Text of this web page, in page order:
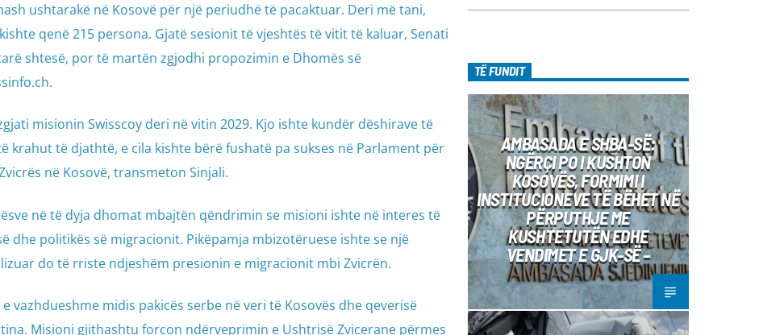
ushtarakë në Kosovë për një periudhë të pacaktuar. Deri më tani,
qenë 215 persona. Gjatë sesionit të vjeshtës të vitit të kaluar, Senati
shtesë, por të martën zgjodhi propozimin e Dhomës së
misionin Swisscoy deri në vitin 2029. Kjo ishte kundër dëshirave të
krahut të djathtë, e cila kishte bërë fushatë pa sukses në Parlament për
në Kosovë, transmeton Sinjali.
në të dyja dhomat mbajtën qëndrimin se misioni ishte në interes të
dhe politikës së migracionit. Pikëpamja mbizotëruese ishte se një
do të rriste ndjeshëm presionin e migracionit mbi Zvicrën.
vazhdueshme midis pakicës serbe në veri të Kosovës dhe qeverisë
Misioni gjithashtu forcon ndërveprimin e Ushtrisë Zvicerane përmes
TË FUNDIT
AMBASADA E SHBA-SË:
NGËRÇI PO I KUSHTON
KOSOVËS, FORMIMI I
INSTITUCIONEVE TË BËHET NË
PËRPUTHJE ME
KUSHTETUTËN EDHE
VENDIMET E GJK-SË –